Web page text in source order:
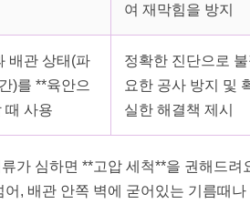
여 재막힘을 방지
배관 상태(파
)를 **육안으
때 사용
정확한 진단으로
요한 공사 방지 및
실한 해결책 제시
가 심하면 **고압 세척**을 권해드려
, 배관 안쪽 벽에 굳어있는 기름때나